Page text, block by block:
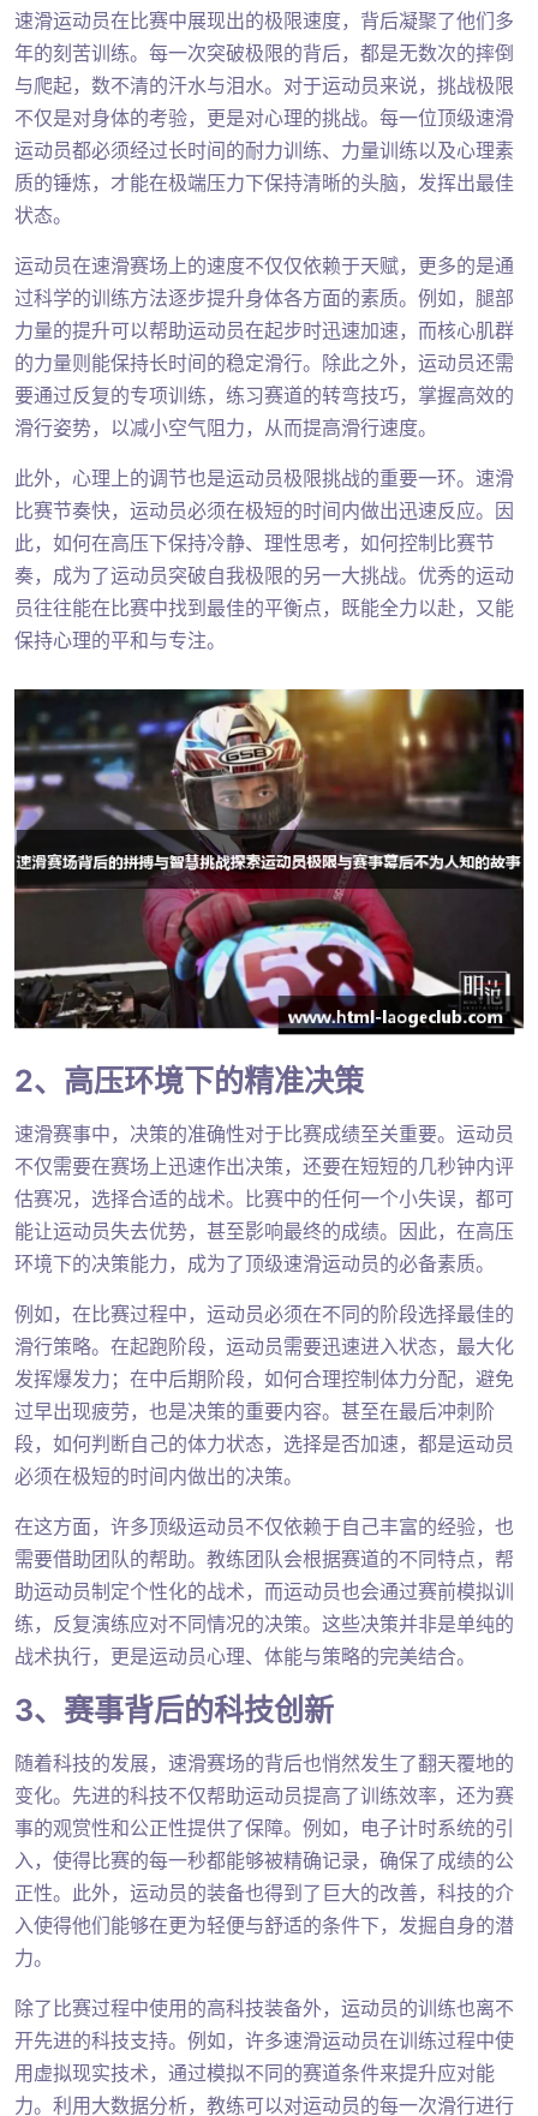
速滑运动员在比赛中展现出的极限速度，背后凝聚了他们多
年的刻苦训练。每一次突破极限的背后，都是无数次的摔倒
与爬起，数不清的汗水与泪水。对于运动员来说，挑战极限
不仅是对身体的考验，更是对心理的挑战。每一位顶级速滑
运动员都必须经过长时间的耐力训练、力量训练以及心理素
质的锤炼，才能在极端压力下保持清晰的头脑，发挥出最佳
状态。
运动员在速滑赛场上的速度不仅仅依赖于天赋，更多的是通
过科学的训练方法逐步提升身体各方面的素质。例如，腿部
力量的提升可以帮助运动员在起步时迅速加速，而核心肌群
的力量则能保持长时间的稳定滑行。除此之外，运动员还需
要通过反复的专项训练，练习赛道的转弯技巧，掌握高效的
滑行姿势，以减小空气阻力，从而提高滑行速度。
此外，心理上的调节也是运动员极限挑战的重要一环。速滑
比赛节奏快，运动员必须在极短的时间内做出迅速反应。因
此，如何在高压下保持冷静、理性思考，如何控制比赛节
奏，成为了运动员突破自我极限的另一大挑战。优秀的运动
员往往能在比赛中找到最佳的平衡点，既能全力以赴，又能
保持心理的平和与专注。
2、高压环境下的精准决策
速滑赛事中，决策的准确性对于比赛成绩至关重要。运动员
不仅需要在赛场上迅速作出决策，还要在短短的几秒钟内评
估赛况，选择合适的战术。比赛中的任何一个小失误，都可
能让运动员失去优势，甚至影响最终的成绩。因此，在高压
环境下的决策能力，成为了顶级速滑运动员的必备素质。
例如，在比赛过程中，运动员必须在不同的阶段选择最佳的
滑行策略。在起跑阶段，运动员需要迅速进入状态，最大化
发挥爆发力；在中后期阶段，如何合理控制体力分配，避免
过早出现疲劳，也是决策的重要内容。甚至在最后冲刺阶
段，如何判断自己的体力状态，选择是否加速，都是运动员
必须在极短的时间内做出的决策。
在这方面，许多顶级运动员不仅依赖于自己丰富的经验，也
需要借助团队的帮助。教练团队会根据赛道的不同特点，帮
助运动员制定个性化的战术，而运动员也会通过赛前模拟训
练，反复演练应对不同情况的决策。这些决策并非是单纯的
战术执行，更是运动员心理、体能与策略的完美结合。
3、赛事背后的科技创新
随着科技的发展，速滑赛场的背后也悄然发生了翻天覆地的
变化。先进的科技不仅帮助运动员提高了训练效率，还为赛
事的观赏性和公正性提供了保障。例如，电子计时系统的引
入，使得比赛的每一秒都能够被精确记录，确保了成绩的公
正性。此外，运动员的装备也得到了巨大的改善，科技的介
入使得他们能够在更为轻便与舒适的条件下，发掘自身的潜
力。
除了比赛过程中使用的高科技装备外，运动员的训练也离不
开先进的科技支持。例如，许多速滑运动员在训练过程中使
用虚拟现实技术，通过模拟不同的赛道条件来提升应对能
力。利用大数据分析，教练可以对运动员的每一次滑行进行